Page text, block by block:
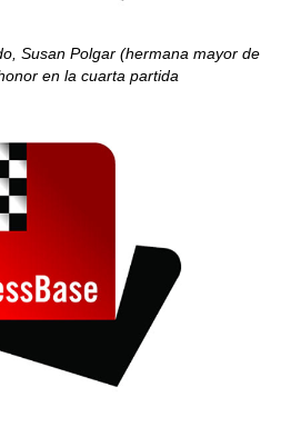
Susan Polgar (hermana mayor de
en la cuarta partida